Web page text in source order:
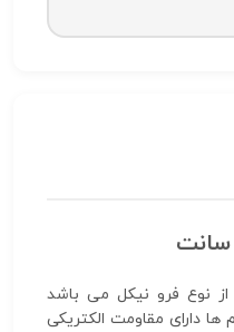
نوع فرو نیکل می باشد
دارای مقاومت الکتریکی